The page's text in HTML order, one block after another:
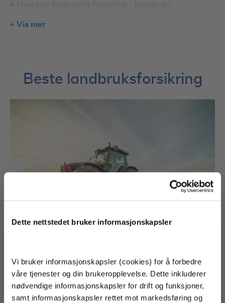
Dette nettstedet bruker informasjonskapsler
Vi bruker informasjonskapsler (cookies) for å forbedre
våre tjenester og din brukeropplevelse. Dette inkluderer
nødvendige informasjonskapsler for drift og funksjoner,
samt informasjonskapsler rettet mot markedsføring og
Beste landbruksforsikring
av gårdsdriften du ønsker forsikret. Landbruksbygg,
planteproduksjon, produksjonsdyr og en hel del flere
gode forsikringer man trenger for å sikre en vellyket
Hvordan finne riktig forsikring - landbruk?
Erfaringer med landbruksforsikring
Vis mer
Tjenestetorget
er en del av Fixa